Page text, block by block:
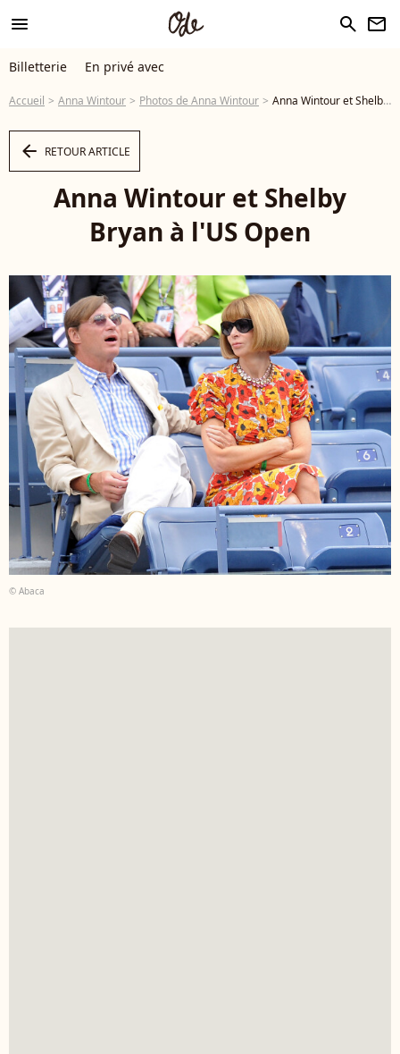
menu search newsletter
Billetterie En privé avec
Accueil Anna Wintour Photos de Anna Wintour Anna Wintour et Shelby Bryan à l'US Open - Photo
arrow_left RETOUR ARTICLE
Anna Wintour et Shelby
Bryan à l'US Open
© Abaca